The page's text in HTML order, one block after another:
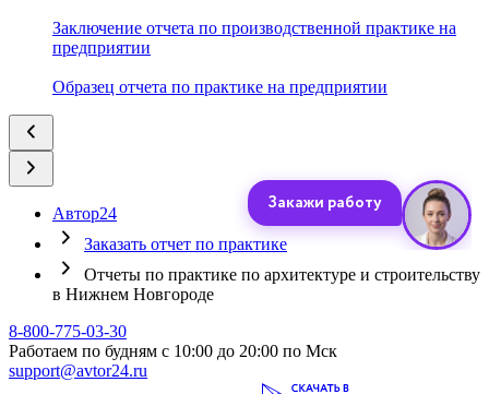
Заключение отчета по производственной практике на
предприятии
Образец отчета по практике на предприятии
Автор24
Заказать отчет по практике
Отчеты по практике по архитектуре и строительству
в Нижнем Новгороде
8-800-775-03-30
Работаем по будням с 10:00 до 20:00 по Мск
support@avtor24.ru